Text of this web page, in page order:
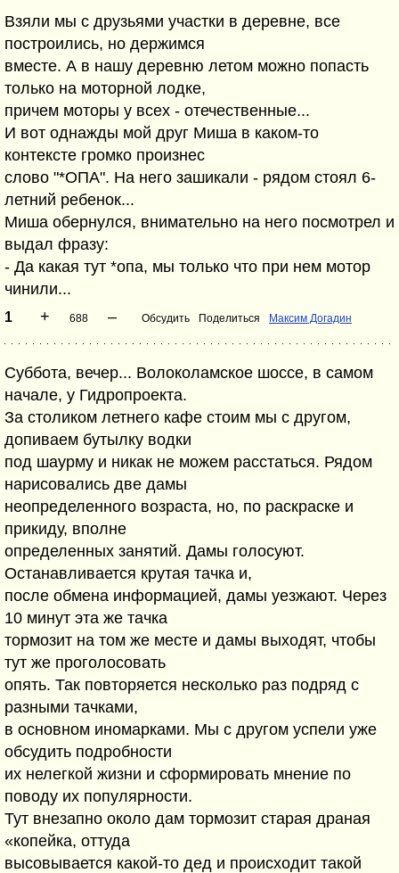
Взяли мы с друзьями участки в деревне, все
построились, но держимся
вместе. А в нашу деревню летом можно попасть
только на моторной лодке,
причем моторы у всех - отечественные...
И вот однажды мой друг Миша в каком-то
контексте громко произнес
слово "*ОПА". На него зашикали - рядом стоял 6-
летний ребенок...
Миша обернулся, внимательно на него посмотрел и
выдал фразу:
- Да какая тут *опа, мы только что при нем мотор
чинили...
1 + 688 – Обсудить Поделиться Максим Догадин
Суббота, вечер... Волоколамское шоссе, в самом
начале, у Гидропроекта.
За столиком летнего кафе стоим мы с другом,
допиваем бутылку водки
под шаурму и никак не можем расстаться. Рядом
нарисовались две дамы
неопределенного возраста, но, по раскраске и
прикиду, вполне
определенных занятий. Дамы голосуют.
Останавливается крутая тачка и,
после обмена информацией, дамы уезжают. Через
10 минут эта же тачка
тормозит на том же месте и дамы выходят, чтобы
тут же проголосовать
опять. Так повторяется несколько раз подряд с
разными тачками,
в основном иномарками. Мы с другом успели уже
обсудить подробности
их нелегкой жизни и сформировать мнение по
поводу их популярности.
Тут внезапно около дам тормозит старая драная
«копейка, оттуда
высовывается какой-то дед и происходит такой